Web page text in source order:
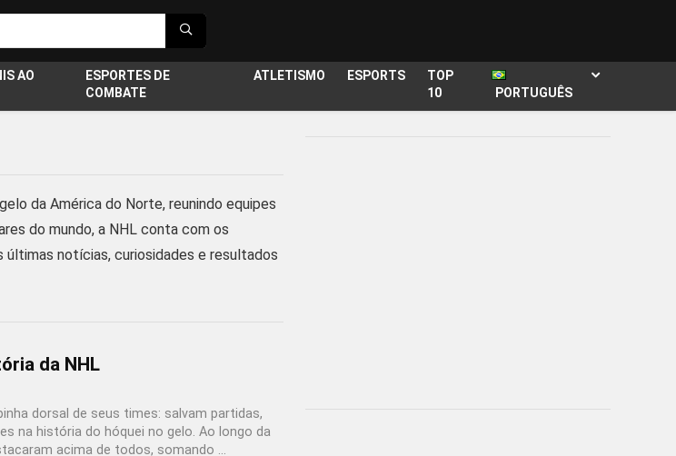
AO
ESPORTES DE
COMBATE
ATLETISMO ESPORTS
TOP
10
PORTUGUÊS
da América do Norte, reunindo equipes
do mundo, a NHL conta com os
notícias, curiosidades e resultados
da NHL
dorsal de seus times: salvam partidas,
na história do hóquei no gelo. Ao longo da
acima de todos, somando ...